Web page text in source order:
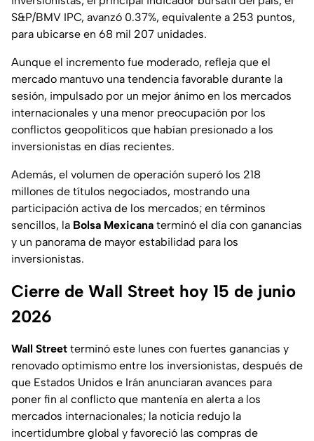
S&P/BMV IPC, avanzó 0.37%, equivalente a 253 puntos,
para ubicarse en 68 mil 207 unidades.
Aunque el incremento fue moderado, refleja que el
mercado mantuvo una tendencia favorable durante la
sesión, impulsado por un mejor ánimo en los mercados
internacionales y una menor preocupación por los
conflictos geopolíticos que habían presionado a los
inversionistas en días recientes.
Además, el volumen de operación superó los 218
millones de títulos negociados, mostrando una
participación activa de los mercados; en términos
sencillos, la Bolsa Mexicana terminó el día con ganancias
y un panorama de mayor estabilidad para los
inversionistas.
Cierre de Wall Street hoy 15 de junio
2026
Wall Street terminó este lunes con fuertes ganancias y
renovado optimismo entre los inversionistas, después de
que Estados Unidos e Irán anunciaran avances para
poner fin al conflicto que mantenía en alerta a los
mercados internacionales; la noticia redujo la
incertidumbre global y favoreció las compras de